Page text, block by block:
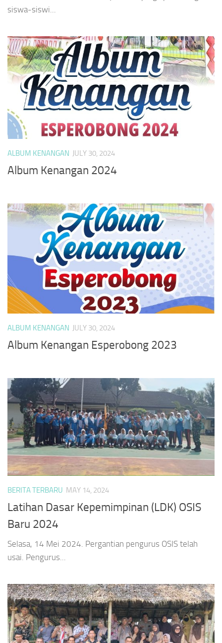
siswa-siswi...
ALBUM KENANGAN JULY 30, 2024
Album Kenangan 2024
ALBUM KENANGAN JULY 30, 2024
Album Kenangan Esperobong 2023
BERITA TERBARU MAY 14, 2024
Latihan Dasar Kepemimpinan (LDK) OSIS
Baru 2024
Selasa, 14 Mei 2024. Pergantian pengurus OSIS telah
usai. Pengurus...